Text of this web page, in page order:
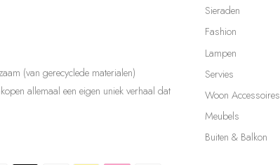
(van gerecyclede materialen)
allemaal een eigen uniek verhaal dat
Sieraden
Fashion
Lampen
Servies
Woon Accessoires
Meubels
Buiten & Balkon